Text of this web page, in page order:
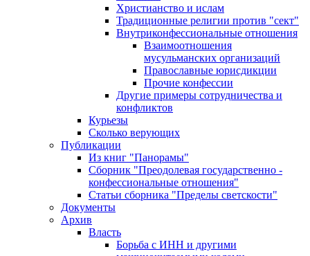
Христианство и ислам
Традиционные религии против "сект"
Внутриконфессиональные отношения
Взаимоотношения
мусульманских организаций
Православные юрисдикции
Прочие конфессии
Другие примеры сотрудничества и
конфликтов
Курьезы
Сколько верующих
Публикации
Из книг "Панорамы"
Сборник "Преодолевая государственно -
конфессиональные отношения"
Статьи сборника "Пределы светскости"
Документы
Архив
Власть
Борьба с ИНН и другими